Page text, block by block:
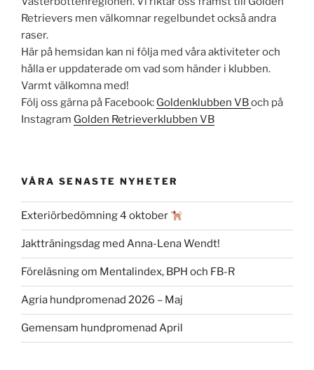
Retrievers men välkomnar regelbundet också andra
raser.
Här på hemsidan kan ni följa med våra aktiviteter och
hålla er uppdaterade om vad som händer i klubben.
Varmt välkomna med!
Följ oss gärna på Facebook: Goldenklubben VBoch på
Instagram Golden Retrieverklubben VB
VÅRA SENASTE NYHETER
Exteriörbedömning 4 oktober
Jaktträningsdag med Anna-Lena Wendt!
Föreläsning om Mentalindex, BPH och FB-R
Agria hundpromenad 2026 – Maj
Gemensam hundpromenad April